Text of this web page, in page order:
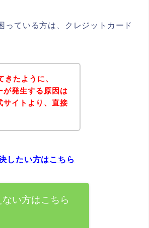
っている方は、クレジットカード
たように、
発生する原因は
イトより、直接
したい方はこちら
い方はこちら